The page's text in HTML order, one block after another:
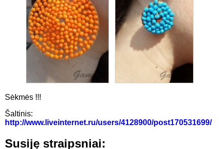
Sėkmės !!!
Šaltinis:
http://www.liveinternet.ru/users/4128900/post170531699/
Susiję straipsniai: